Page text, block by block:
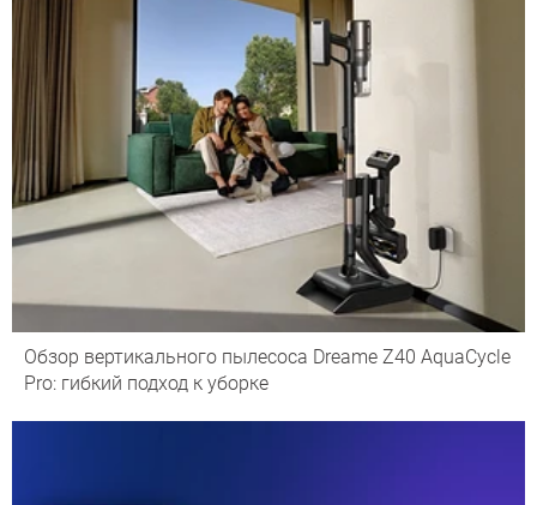
Обзор вертикального пылесоса Dreame Z40 AquaCycle
Pro: гибкий подход к уборке